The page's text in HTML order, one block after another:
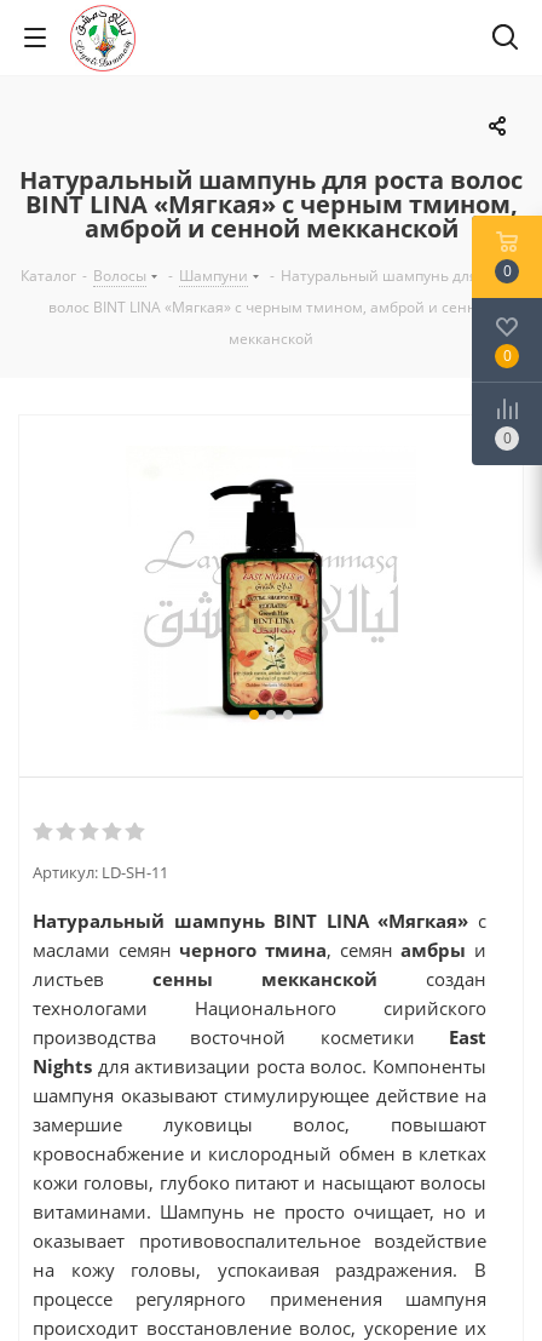
Натуральный шампунь для роста волос
BINT LINA «Мягкая» с черным тмином,
амброй и сенной мекканской
Каталог - Волосы - Шампуни - Натуральный шампунь для роста
волос BINT LINA «Мягкая» с черным тмином, амброй и сенной
мекканской
Артикул: LD-SH-11
Натуральный шампунь BINT LINA«Мягкая» с
маслами семян черного тмина, семянамбры и
листьев сенны мекканской создан
технологами Национального сирийского
производства восточной косметики East
Nights для активизации роста волос. Компоненты
шампуня оказывают стимулирующее действие на
замершие луковицы волос, повышают
кровоснабжение и кислородный обмен в клетках
кожи головы, глубоко питают и насыщают волосы
витаминами. Шампунь не просто очищает, но и
оказывает противовоспалительное воздействие
на кожу головы, успокаивая раздражения. В
процессе регулярного применения
шампуня
происходит восстановление волос, ускорение их
0
0
0